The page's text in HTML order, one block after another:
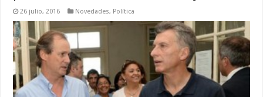
26 julio, 2016 Novedades, Política